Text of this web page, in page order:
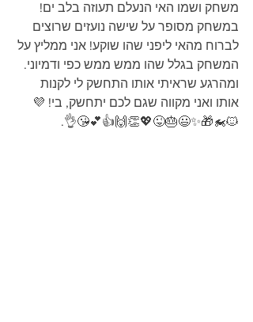
משחק ושמו האי הנעלם תעוזה בלב ים!
במשחק מסופר על שישה נועזים שרוצים
לברוח מהאי ליפני שהו שוקע! אני ממליץ על
המשחק בגלל שהו ממש ממש כפי ודמיוני.
ומהרגע שראיתי אותו התחשק לי לקנות
אותו ואני מקווה שגם לכם יתחשק, בי! 💜
🐱‍🏍🎁✨😃🎂😜💖👏🙌👍💕😘👌.